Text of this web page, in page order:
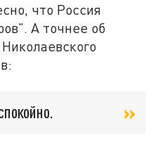
что Россия
А точнее об